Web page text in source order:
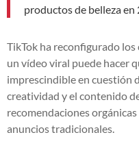
productos de belleza en
TikTok ha reconfigurado
un vídeo viral puede hacer
imprescindible en cuestión
creatividad y el contenido
recomendaciones
anuncios tradicionales.